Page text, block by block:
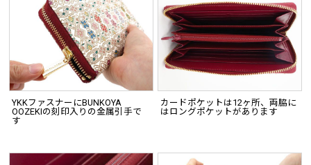
YKKファスナーにBUNKOYA
OOZEKIの刻印入りの金属引手で
す
カードポケットは12ヶ所、両脇に
はロングポケットがあります